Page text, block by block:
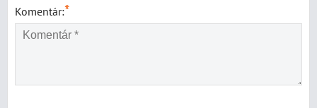
Komentár:*